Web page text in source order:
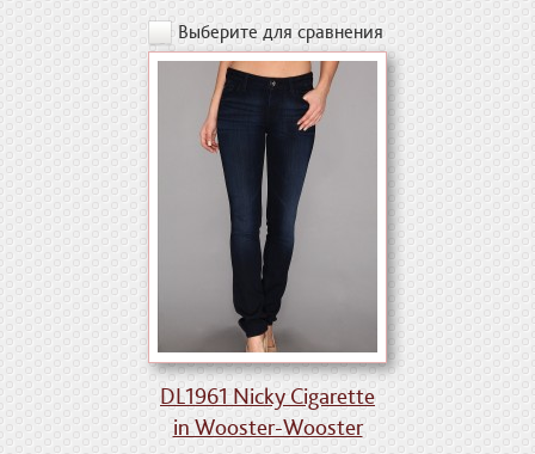
Выберите для сравнения
DL1961 Nicky Cigarette
in Wooster-Wooster